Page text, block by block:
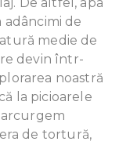
De altfel, apa
de
medie de
devin într-
noastră
la picioarele
de tortură,